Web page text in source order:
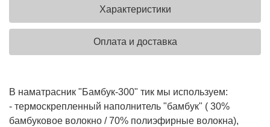
Характеристики
Оплата и доставка
В наматрасник "Бамбук-300" тик мы используем:
- термоскрепленный наполнитель "бамбук" ( 30%
бамбуковое волокно / 70% полиэфирные волокна),